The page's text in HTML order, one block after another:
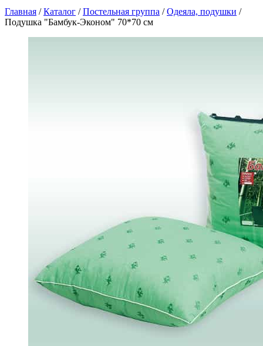
Главная / Каталог / Постельная группа / Одеяла, подушки /
Подушка "Бамбук-Эконом" 70*70 см